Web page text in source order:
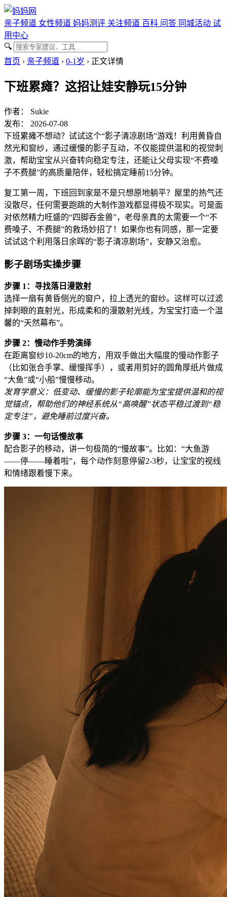
亲子频道 女性频道 妈妈测评 关注频道 百科 问答 同城活动 试
用中心
🔍
首页 › 亲子频道 › 0-1岁 › 正文详情
下班累瘫？这招让娃安静玩15分钟
作者：
Sukie
发布： 2026-07-08
下班累瘫不想动？试试这个“影子清凉剧场”游戏！利用黄昏自
然光和窗纱，通过缓慢的影子互动，不仅能提供温和的视觉刺
激，帮助宝宝从兴奋转向稳定专注，还能让父母实现“不费嗓
子不费腿”的高质量陪伴，轻松搞定睡前15分钟。
复工第一周，下班回到家是不是只想原地躺平？屋里的热气还
没散尽，任何需要跑跳的大制作游戏都显得极不现实。可是面
对依然精力旺盛的“四脚吞金兽”，老母亲真的太需要一个“不
费嗓子、不费腿”的救场妙招了！如果你也有同感，那一定要
试试这个利用落日余晖的“影子清凉剧场”，安静又治愈。
影子剧场实操步骤
步骤 1：寻找落日漫散射
选择一扇有黄昏侧光的窗户，拉上透光的窗纱。这样可以过滤
掉刺眼的直射光，形成柔和的漫散射光线，为宝宝打造一个温
馨的“天然幕布”。
步骤 2：慢动作手势演绎
在距离窗纱10-20cm的地方，用双手做出大幅度的慢动作影子
（比如张合手掌、缓慢挥手），或者用剪好的圆角厚纸片做成
“大鱼”或“小船”慢慢移动。
发育学意义：低变动、缓慢的影子轮廓能为宝宝提供温和的视
觉锚点，帮助他们的神经系统从“高唤醒”状态平稳过渡到“稳
定专注”，避免睡前过度兴奋。
步骤 3：一句话慢故事
配合影子的移动，讲一句极简的“慢故事”。比如：“大鱼游
——停——睡着啦”，每个动作刻意停留2-3秒，让宝宝的视线
和情绪跟着慢下来。